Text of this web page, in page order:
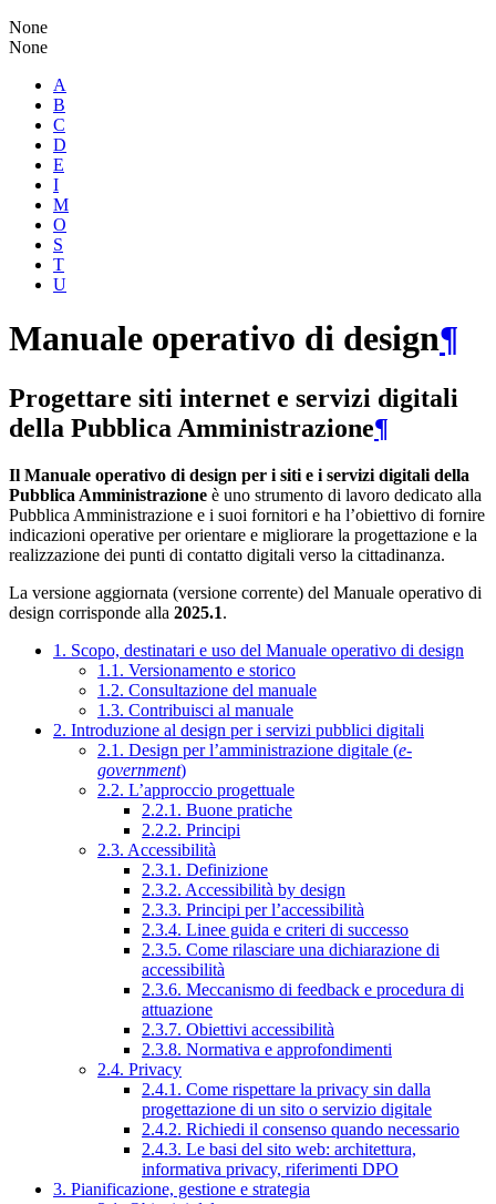
None
None
A
B
C
D
E
I
M
O
S
T
U
Manuale operativo di design¶
Progettare siti internet e servizi digitali
della Pubblica Amministrazione¶
Il Manuale operativo di design per i siti e i servizi digitali della
Pubblica Amministrazione è uno strumento di lavoro dedicato alla
Pubblica Amministrazione e i suoi fornitori e ha l’obiettivo di fornire
indicazioni operative per orientare e migliorare la progettazione e la
realizzazione dei punti di contatto digitali verso la cittadinanza.
La versione aggiornata (versione corrente) del Manuale operativo di
design corrisponde alla 2025.1.
1. Scopo, destinatari e uso del Manuale operativo di design
1.1. Versionamento e storico
1.2. Consultazione del manuale
1.3. Contribuisci al manuale
2. Introduzione al design per i servizi pubblici digitali
2.1. Design per l’amministrazione digitale (e-
government)
2.2. L’approccio progettuale
2.2.1. Buone pratiche
2.2.2. Principi
2.3. Accessibilità
2.3.1. Definizione
2.3.2. Accessibilità by design
2.3.3. Principi per l’accessibilità
2.3.4. Linee guida e criteri di successo
2.3.5. Come rilasciare una dichiarazione di
accessibilità
2.3.6. Meccanismo di feedback e procedura di
attuazione
2.3.7. Obiettivi accessibilità
2.3.8. Normativa e approfondimenti
2.4. Privacy
2.4.1. Come rispettare la privacy sin dalla
progettazione di un sito o servizio digitale
2.4.2. Richiedi il consenso quando necessario
2.4.3. Le basi del sito web: architettura,
informativa privacy, riferimenti DPO
3. Pianificazione, gestione e strategia